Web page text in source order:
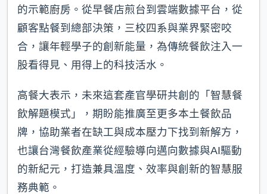
的示範廚房。從早餐店煎台到雲端數據平台，從
顧客點餐到總部決策，三校四系與業界緊密咬
合，讓年輕學子的創新能量，為傳統餐飲注入一
股看得見、用得上的科技活水。
高餐大表示，未來這套產官學研共創的「智慧餐
飲解題模式」，期盼能推廣至更多本土餐飲品
牌，協助業者在缺工與成本壓力下找到新解方，
也讓台灣餐飲產業從經驗導向邁向數據與AI驅動
的新紀元，打造兼具溫度、效率與創新的智慧服
務典範。